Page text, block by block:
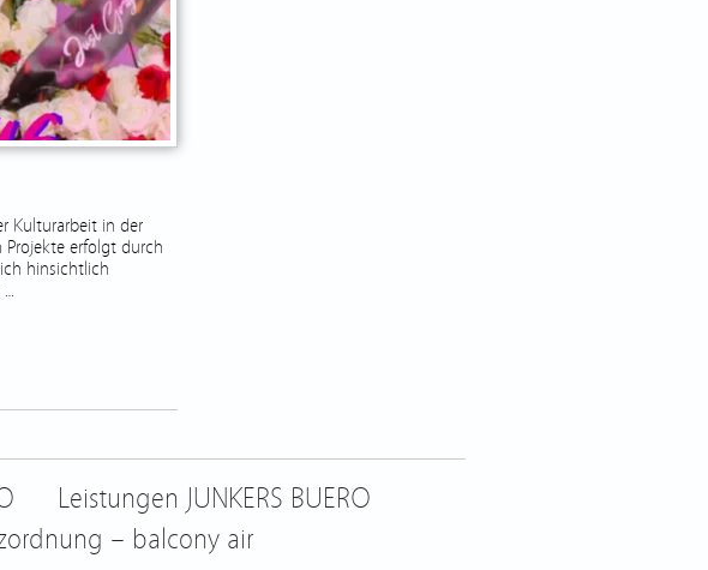
Kulturarbeit in der
Projekte erfolgt durch
hinsichtlich
…
Leistungen JUNKERS BUERO
– balcony air